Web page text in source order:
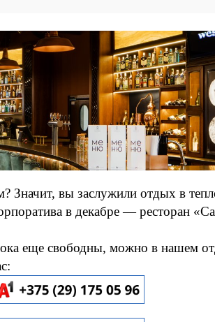
вы заслужили отдых в
в декабре — ресторан
еще свободны, можно в нашем